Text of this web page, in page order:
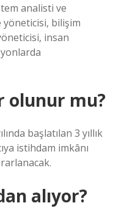
analisti ve
yöneticisi, bilişim
insan
olunur mu?
başlatılan 3 yıllık
istihdam imkânı
alıyor?